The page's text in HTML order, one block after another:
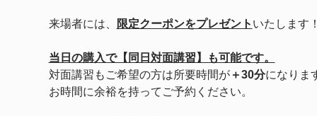
来場者には、 限定クーポンをプレゼント いたします
当日の購入で【同日対面講習】も可能です。
対面講習もご希望の方は所要時間が＋30分になりま
お時間に余裕を持ってご予約ください。